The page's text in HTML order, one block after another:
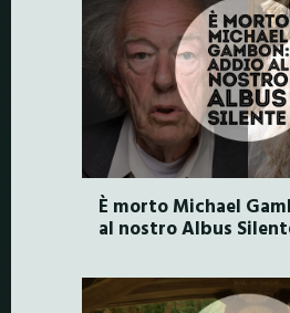
È morto Michael
al nostro Albus